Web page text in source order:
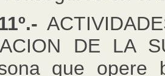
DE LA
que